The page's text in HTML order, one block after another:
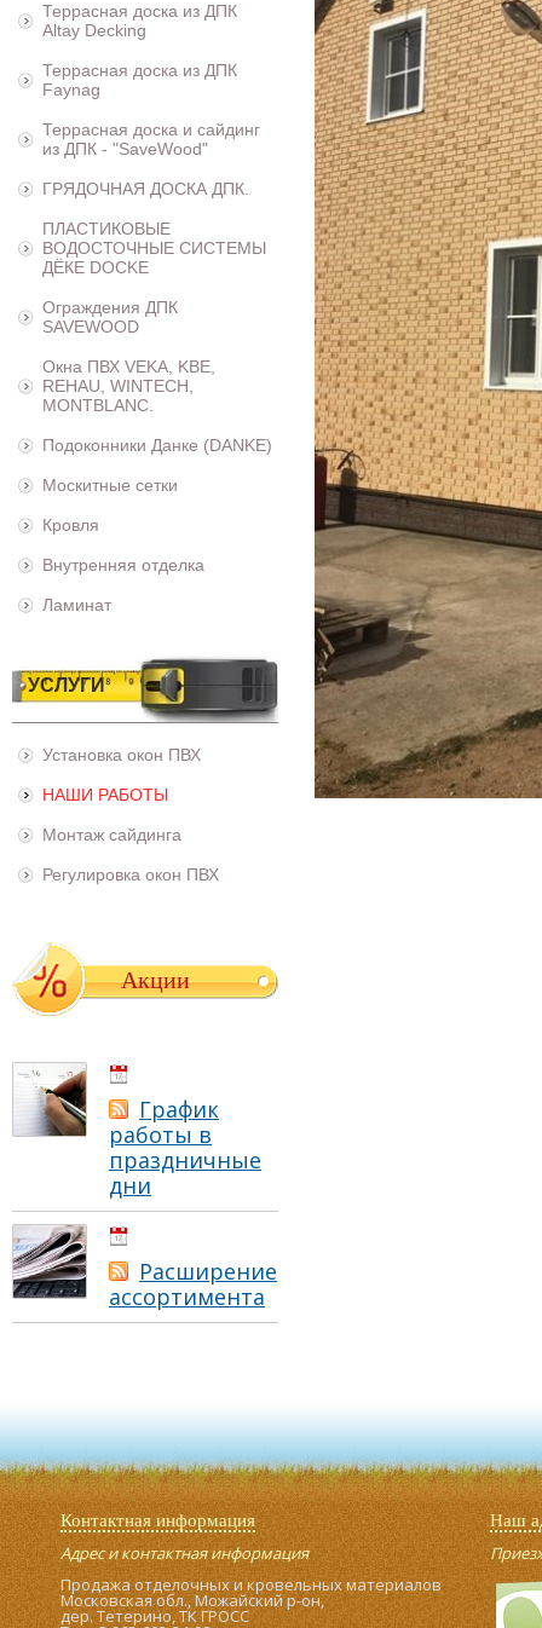
Террасная доска из ДПК
Altay Decking
Террасная доска из ДПК
Faynag
Террасная доска и сайдинг
из ДПК - "SaveWood"
ГРЯДОЧНАЯ ДОСКА ДПК.
ПЛАСТИКОВЫЕ
ВОДОСТОЧНЫЕ СИСТЕМЫ
ДЁКЕ DOCKE
Ограждения ДПК
SAVEWOOD
Окна ПВХ VEKA, KBE,
REHAU, WINTECH,
MONTBLANC.
Подоконники Данке (DANKE)
Москитные сетки
Кровля
Внутренняя отделка
Ламинат
УСЛУГИ
Установка окон ПВХ
НАШИ РАБОТЫ
Монтаж сайдинга
Регулировка окон ПВХ
Акции
График
работы в
праздничные
дни
Расширение
ассортимента
Контактная информация
Адрес и контактная информация
Продажа отделочных и кровельных материалов
Московская обл., Можайский р-он,
дер. Тетерино, ТК ГРОСС
Наш